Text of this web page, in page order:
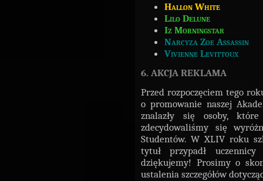
Hallon White
Lilo Delune
Iz Morningstar
Narcyza Zoe Assassin
Vivienne Levittoux
6. AKCJA REKLAMA
Przed rozpoczęciem tego
o promowanie naszej
znalazły się osoby,
zdecydowaliśmy się
Studentów. W XLIV roku
tytuł przypadł
dziękujemy! Prosimy o
ustalenia szczegółów